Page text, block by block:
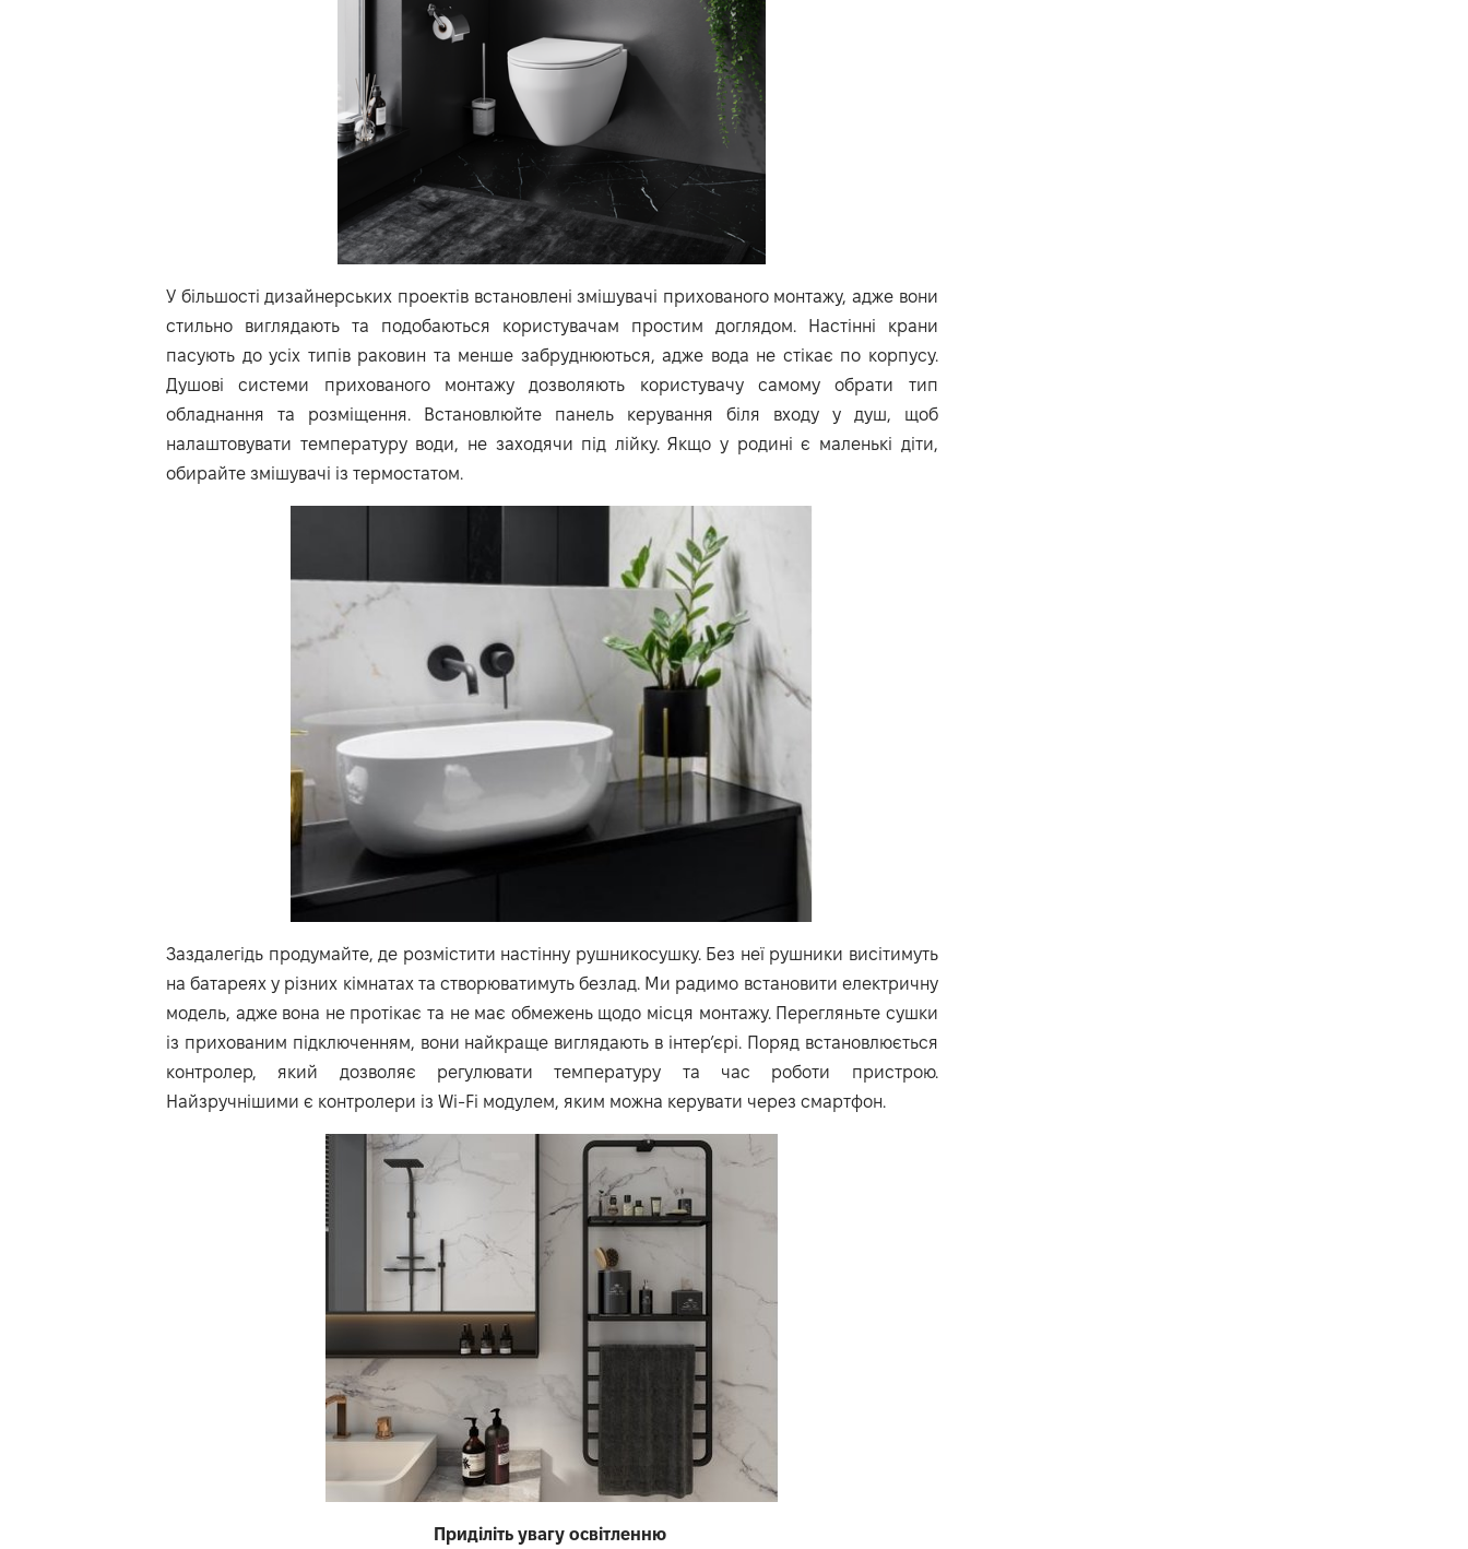
У більшості дизайнерських проектів встановлені змішувачі прихованого монтажу, адже вони
стильно виглядають та подобаються користувачам простим доглядом. Настінні крани
пасують до усіх типів раковин та менше забруднюються, адже вода не стікає по корпусу.
Душові системи прихованого монтажу дозволяють користувачу самому обрати тип
обладнання та розміщення. Встановлюйте панель керування біля входу у душ, щоб
налаштовувати температуру води, не заходячи під лійку. Якщо у родині є маленькі діти,
обирайте змішувачі із термостатом.
Заздалегідь продумайте, де розмістити настінну рушникосушку. Без неї рушники висітимуть
на батареях у різних кімнатах та створюватимуть безлад. Ми радимо встановити електричну
модель, адже вона не протікає та не має обмежень щодо місця монтажу. Перегляньте сушки
із прихованим підключенням, вони найкраще виглядають в інтер’єрі. Поряд встановлюється
контролер, який дозволяє регулювати температуру та час роботи пристрою.
Найзручнішими є контролери із Wi-Fi модулем, яким можна керувати через смартфон.
Приділіть увагу освітленню